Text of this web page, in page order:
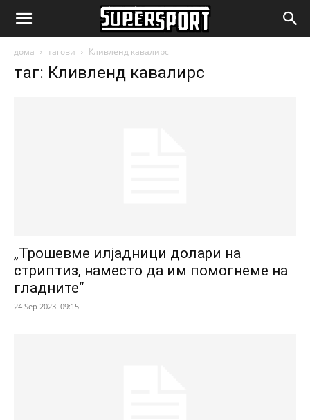
SuperSport.mk
дома тагови Кливленд кавалирс
таг: Кливленд кавалирс
„Трошевме илјадници долари на
стриптиз, наместо да им помогнеме на
гладните“
24 Sep 2023. 09:15